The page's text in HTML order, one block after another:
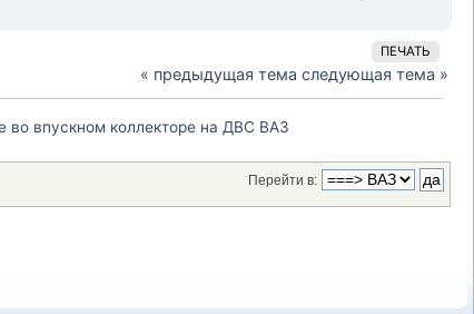
ПЕЧАТЬ
« предыдущая тема следующая тема »
во впускном коллекторе на ДВС ВАЗ
Перейти в: